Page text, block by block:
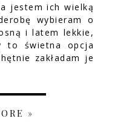
jestem ich wielką
wybieram o
i latem lekkie,
to świetna opcja
zakładam je
»